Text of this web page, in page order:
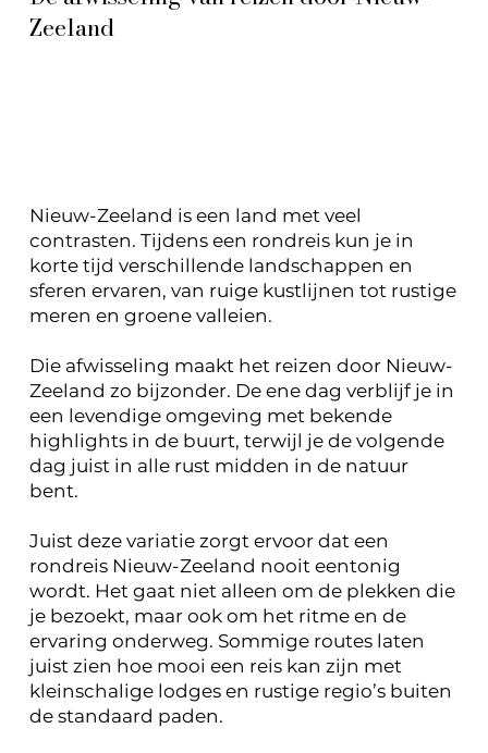
Zeeland
Nieuw-Zeeland is een land met veel
contrasten. Tijdens een rondreis kun je in
korte tijd verschillende landschappen en
sferen ervaren, van ruige kustlijnen tot rustige
meren en groene valleien.
Die afwisseling maakt het reizen door Nieuw-
Zeeland zo bijzonder. De ene dag verblijf je in
een levendige omgeving met bekende
highlights in de buurt, terwijl je de volgende
dag juist in alle rust midden in de natuur
bent.
Juist deze variatie zorgt ervoor dat een
rondreis Nieuw-Zeeland nooit eentonig
wordt. Het gaat niet alleen om de plekken die
je bezoekt, maar ook om het ritme en de
ervaring onderweg. Sommige routes laten
juist zien hoe mooi een reis kan zijn met
kleinschalige lodges en rustige regio’s buiten
de standaard paden.